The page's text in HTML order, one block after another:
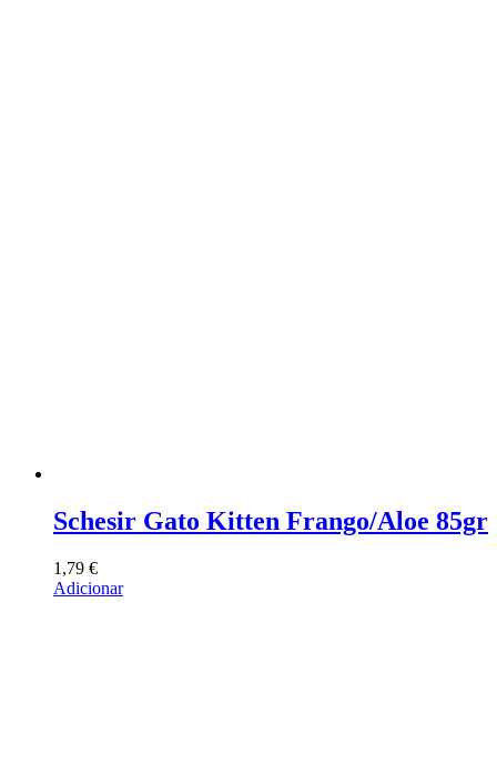
Schesir Gato Kitten Frango/Aloe 85gr
1,79 €
Adicionar